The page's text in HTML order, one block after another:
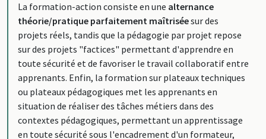
La formation-action consiste en une alternance
théorie/pratique parfaitement maîtriséesur des
projets réels, tandis que la pédagogie par projet repose
sur des projets "factices" permettant d'apprendre en
toute sécurité et de favoriser le travail collaboratif entre
apprenants. Enfin, la formation sur plateaux techniques
ou plateaux pédagogiques met les apprenants en
situation de réaliser des tâches métiers dans des
contextes pédagogiques, permettant un apprentissage
en toute sécurité sous l'encadrement d'un formateur,